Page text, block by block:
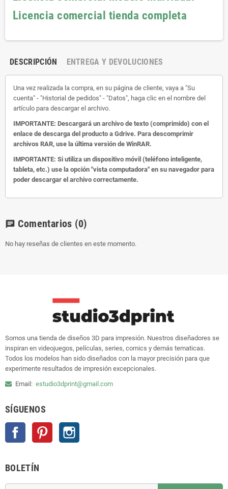
Licencia comercial tienda completa
DESCRIPCIÓN ENTREGA Y DEVOLUCIONES
Una vez realizada la compra, en su página de cliente, vaya a "Su
cuenta" - "Historial de pedidos" - "Datos", haga clic en el nombre del
artículo para descargar el archivo.
IMPORTANTE: Descargará un archivo de texto (comprimido) con el
enlace de descarga del producto a Gdrive. Para descomprimir
archivos RAR, use la última versión de WinRAR.
IMPORTANTE: Si utiliza un dispositivo móvil (teléfono inteligente,
tableta, etc.) use la opción "vista computadora" en su navegador para
poder descargar el archivo correctamente.
chat Comentarios (0)
No hay reseñas de clientes en este momento.
Somos una tienda de diseños 3D para impresión. Nuestros diseñadores se
inspiran en videojuegos, películas, series, comics y demás tematicas.
Todos los modelos han sido diseñados con la mayor precisión para que
experimente resultados de impresión excepcionales.
Email: estudio3dprint@gmail.com
SÍGUENOS
Facebook Pinterest
BOLETÍN